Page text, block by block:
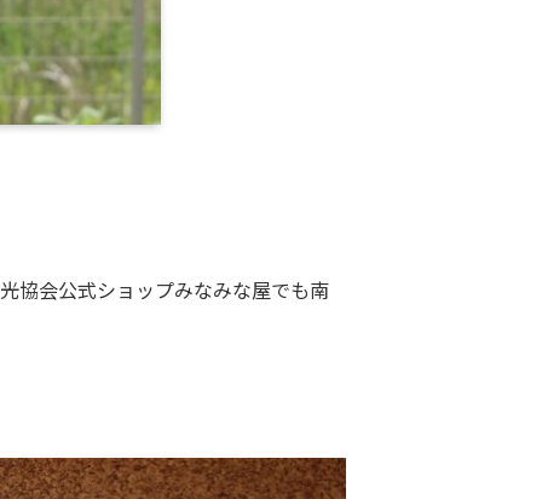
協会公式ショップみなみな屋でも南